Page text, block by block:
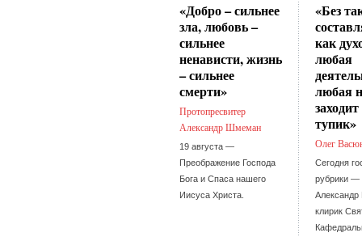
«Добро – сильнее
зла, любовь –
сильнее
ненависти, жизнь
– сильнее
смерти»
Протопресвитер
Александр Шмеман
19 августа —
Преображение Господа
Бога и Спаса нашего
Иисуса Христа.
«Без
как
любая
любая
тупик»
Олег
Сегодня
рубрики —
Александр
клирик